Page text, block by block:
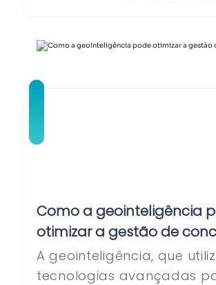
Como a geointeligência
otimizar a gestão de
A geointeligência, que
tecnologias avançadas